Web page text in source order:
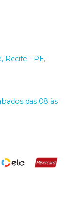
Recife - PE,
das 08 às